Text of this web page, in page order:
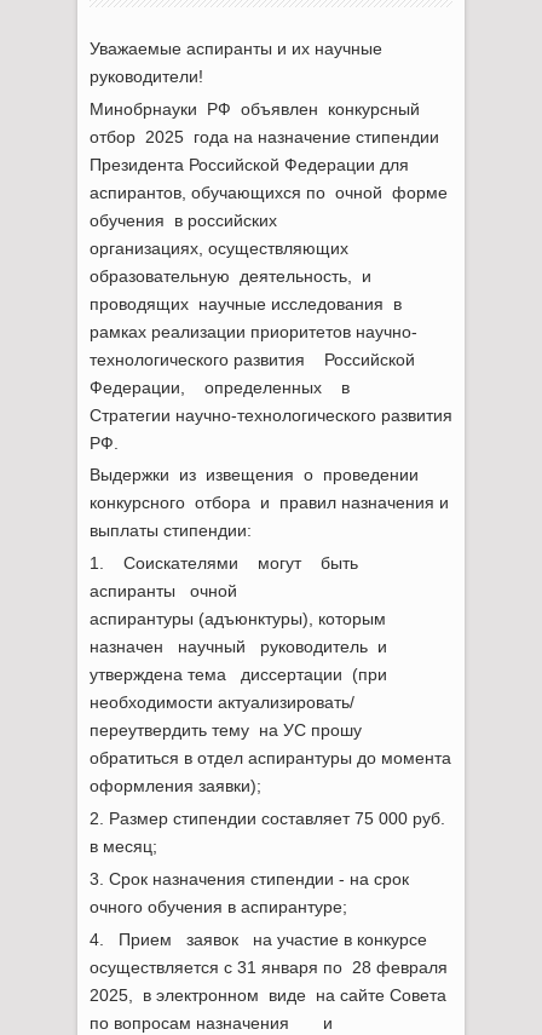
Уважаемые аспиранты и их научные
руководители!
Минобрнауки РФ объявлен конкурсный
отбор 2025 года на назначение стипендии
Президента Российской Федерации для
аспирантов, обучающихся по очной форме
обучения в российских
организациях, осуществляющих
образовательную деятельность, и
проводящих научные исследования в
рамках реализации приоритетов научно-
технологического развития Российской
Федерации, определенных в
Стратегии научно-технологического развития
РФ.
Выдержки из извещения о проведении
конкурсного отбора и правил назначения и
выплаты стипендии:
1. Соискателями могут быть
аспиранты очной
аспирантуры (адъюнктуры), которым
назначен научный руководитель и
утверждена тема диссертации (при
необходимости актуализировать/
переутвердить тему на УС прошу
обратиться в отдел аспирантуры до момента
оформления заявки);
2. Размер стипендии составляет 75 000 руб.
в месяц;
3. Срок назначения стипендии - на срок
очного обучения в аспирантуре;
4. Прием заявок на участие в конкурсе
осуществляется с 31 января по 28 февраля
2025, в электронном виде на сайте Совета
по вопросам назначения и